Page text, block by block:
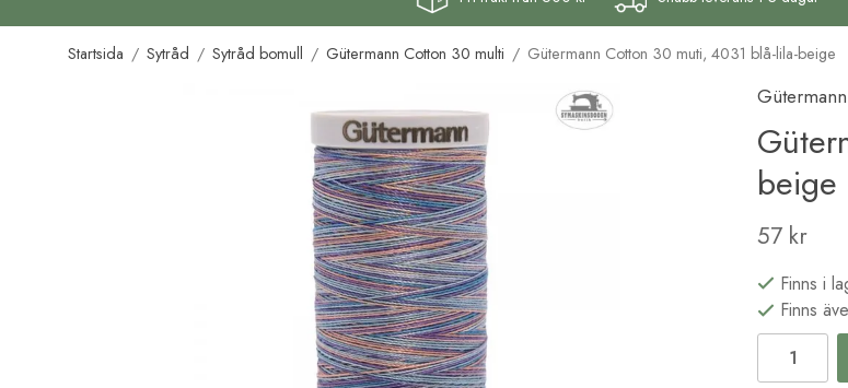
Startsida / Sytråd / Sytråd bomull / Gütermann Cotton 30 multi / Gütermann Cotton 30 muti, 4031 blå-lila-beige
Gütermann
beige
57 kr
Finns i
Finns